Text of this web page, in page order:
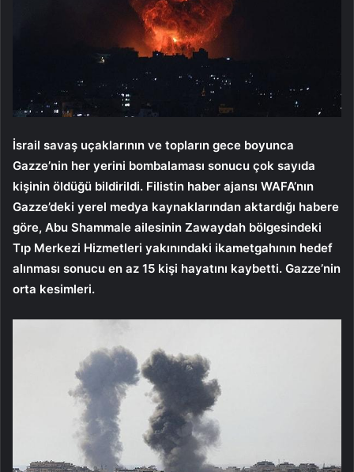
İsrail savaş uçaklarının ve topların gece boyunca
Gazze’nin her yerini bombalaması sonucu çok sayıda
kişinin öldüğü bildirildi. Filistin haber ajansı WAFA’nın
Gazze’deki yerel medya kaynaklarından aktardığı habere
göre, Abu Shammale ailesinin Zawaydah bölgesindeki
Tıp Merkezi Hizmetleri yakınındaki ikametgahının hedef
alınması sonucu en az 15 kişi hayatını kaybetti. Gazze’nin
orta kesimleri.